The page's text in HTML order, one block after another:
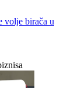
volje birača u